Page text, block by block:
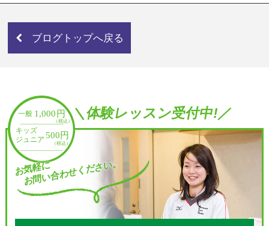
ブログトップへ戻る
＼体験レッスン受付中!／
お気軽に
お問い合わせください。